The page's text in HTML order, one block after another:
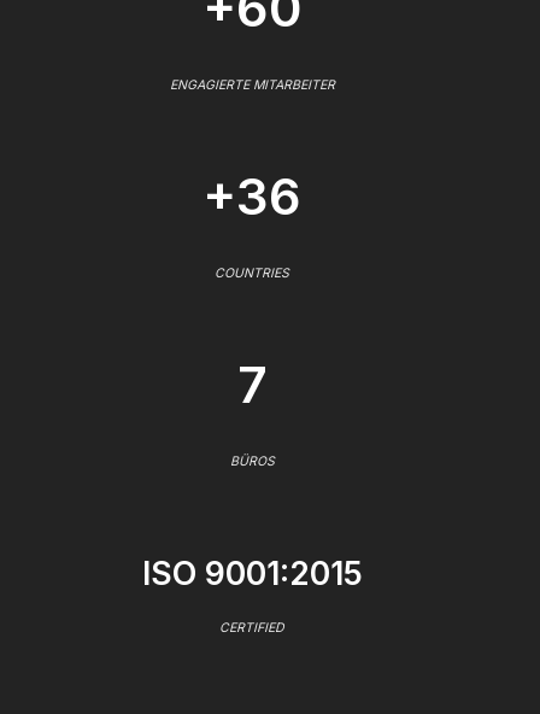
ENGAGIERTE MITARBEITER
+36
COUNTRIES
7
BÜROS
ISO 9001:2015
CERTIFIED